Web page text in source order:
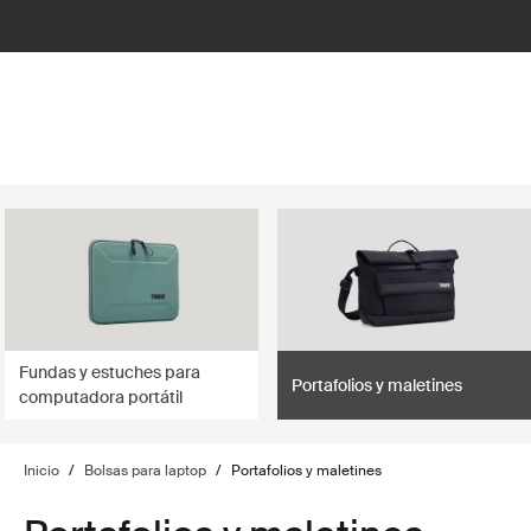
Fundas y estuches para
computadora portátil
Portafolios y maletines
Inicio / Bolsas para laptop / Portafolios y maletines